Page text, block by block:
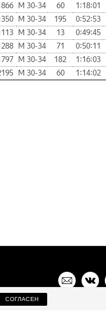
М 30-34 60
1:18:01
М 30-34 195
0:52:53
М 30-34 13
0:49:45
М 30-34 71
0:50:11
М 30-34 182
1:16:03
М 30-34 60 1:14:02
СОГЛАСЕН